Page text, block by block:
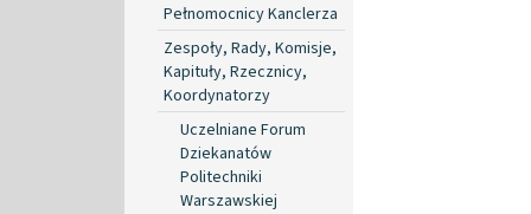
Pełnomocnicy Kanclerza
Zespoły, Rady, Komisje,
Kapituły, Rzecznicy,
Koordynatorzy
Uczelniane Forum
Dziekanatów
Politechniki
Warszawskiej